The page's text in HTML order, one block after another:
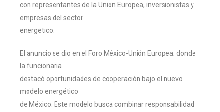
con representantes de la Unión Europea, inversionistas y
empresas del sector
energético.
El anuncio se dio en el Foro México-Unión Europea, donde
la funcionaria
destacó oportunidades de cooperación bajo el nuevo
modelo energético
de México. Este modelo busca combinar responsabilidad